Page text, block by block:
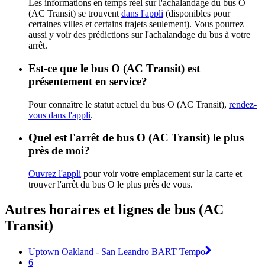
Les informations en temps réel sur l'achalandage du bus O
(AC Transit) se trouvent dans l'appli (disponibles pour
certaines villes et certains trajets seulement). Vous pourrez
aussi y voir des prédictions sur l'achalandage du bus à votre
arrêt.
Est-ce que le bus O (AC Transit) est
présentement en service?
Pour connaître le statut actuel du bus O (AC Transit), rendez-
vous dans l'appli.
Quel est l'arrêt de bus O (AC Transit) le plus
près de moi?
Ouvrez l'appli pour voir votre emplacement sur la carte et
trouver l'arrêt du bus O le plus près de vous.
Autres horaires et lignes de bus (AC
Transit)
Uptown Oakland - San Leandro BART Tempo
6